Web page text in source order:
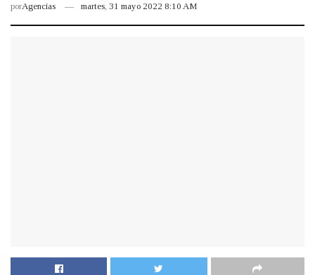
porAgencias martes, 31 mayo 2022 8:10 AM